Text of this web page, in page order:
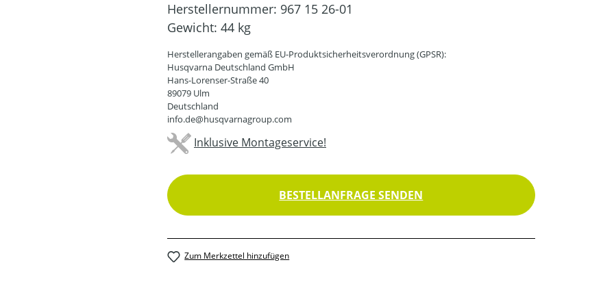
Herstellernummer: 967 15 26-01
Gewicht: 44 kg
Herstellerangaben gemäß EU-Produktsicherheitsverordnung (GPSR):
Husqvarna Deutschland GmbH
Hans-Lorenser-Straße 40
89079 Ulm
Deutschland
info.de@husqvarnagroup.com
Inklusive Montageservice!
BESTELLANFRAGE SENDEN
Zum Merkzettel hinzufügen